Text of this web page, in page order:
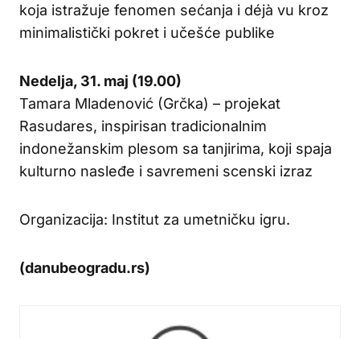
koja istražuje fenomen sećanja i déjà vu kroz
minimalistički pokret i učešće publike
Nedelja, 31. maj (19.00)
Tamara Mladenović (Grčka) – projekat
Rasudares, inspirisan tradicionalnim
indonežanskim plesom sa tanjirima, koji spaja
kulturno nasleđe i savremeni scenski izraz
Organizacija: Institut za umetničku igru.
(danubeogradu.rs)